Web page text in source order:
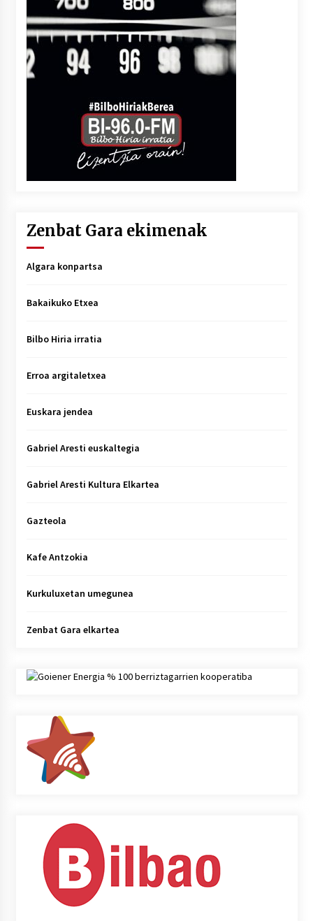
Zenbat Gara ekimenak
Algara konpartsa
Bakaikuko Etxea
Bilbo Hiria irratia
Erroa argitaletxea
Euskara jendea
Gabriel Aresti euskaltegia
Gabriel Aresti Kultura Elkartea
Gazteola
Kafe Antzokia
Kurkuluxetan umegunea
Zenbat Gara elkartea